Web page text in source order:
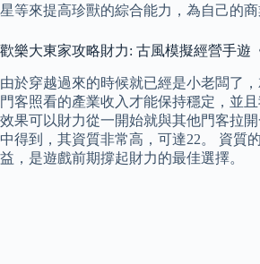
星等來提高珍獸的綜合能力，為自己的商
歡樂大東家攻略財力: 古風模擬經營手遊
由於穿越過來的時候就已經是小老闆了
門客照看的產業收入才能保持穩定，並
效果可以財力從一開始就與其他門客拉
中得到，其資質非常高，可達22。 資質
益，是遊戲前期撐起財力的最佳選擇。